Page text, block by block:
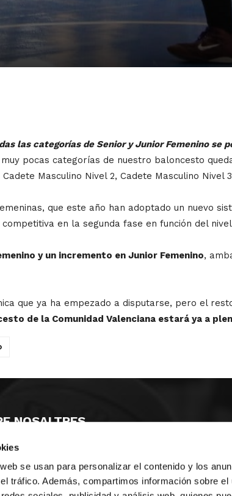
se usan para personalizar el contenido y los
tráfico. Además, compartimos información sobre el
las categorías de Senior y Junior Femenino se
pocas categorías de nuestro baloncesto
Masculino Nivel 2, Cadete Masculino Nivel
que este año han adoptado un nuevo
en la segunda fase en función del
y un incremento en Junior Femenino,
que ya ha empezado a disputarse, pero el
de la Comunidad Valenciana estará ya a
NOSALTRES
MONESTIR DE POBLET 14 1ª 3º
CIUDAD DE MATANZAS 12